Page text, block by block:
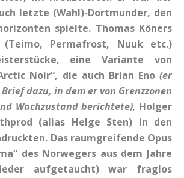
letzte (Wahl)-Dortmunder, den
spielte. Thomas Köners
(Teimo, Permafrost, Nuuk etc.)
eine Variante von
Noir“, die auch Brian Eno (er
dazu, in dem er von Grenzzonen
Wachzustand berichtete), Holger
(alias Helge Sten) in den
Das raumgreifende Opus
des Norwegers aus dem Jahre
aufgetaucht) war fraglos